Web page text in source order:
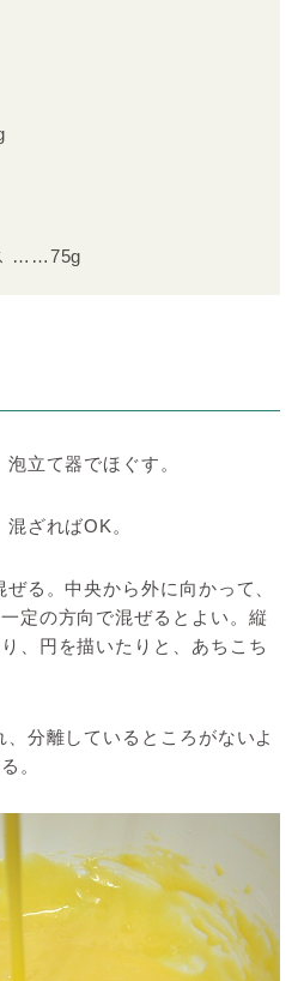
……75g
立て器でほぐす。
ざればOK。
る。中央から外に向かって、
定の方向で混ぜるとよい。縦
、円を描いたりと、あちこち
分離しているところがないよ
。